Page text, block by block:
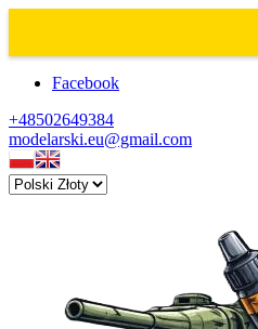
Facebook
+48502649384
modelarski.eu@gmail.com